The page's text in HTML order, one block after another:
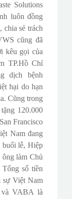
Solutions
luôn đồng
chia sẻ trách
cũng đã
kêu gọi của
TP.Hồ Chí
dịch bệnh
hại do hạn
Cũng trong
120.000
Francisco
Nam đang
buổi lễ, Hiệp
làm Chủ
số tiền
sự Việt Nam
và VABA là